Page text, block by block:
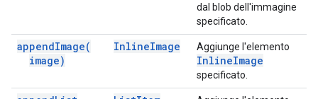
dal blob dell'immagine
specificato.
appendImage(
image)
InlineImage Aggiunge l'elemento
InlineImage
specificato.